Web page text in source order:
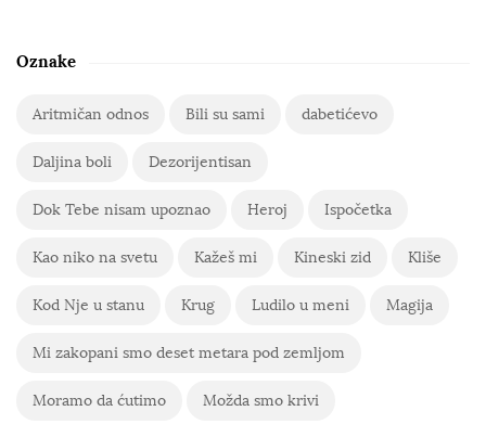
Oznake
Aritmičan odnos Bili su sami dabetićevo
Daljina boli Dezorijentisan
Dok Tebe nisam upoznao Heroj Ispočetka
Kao niko na svetu Kažeš mi Kineski zid Kliše
Kod Nje u stanu Krug Ludilo u meni Magija
Mi zakopani smo deset metara pod zemljom
Moramo da ćutimo Možda smo krivi